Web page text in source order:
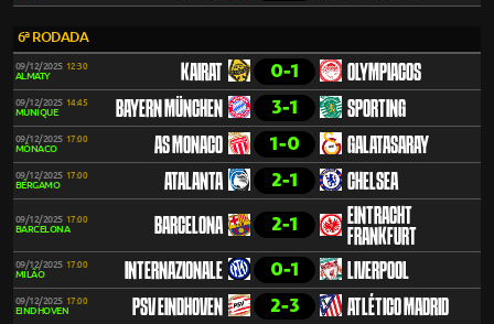
6ª RODADA
09/12/2025 12:30
ALMATY KAIRAT 0-1 OLYMPIACOS
09/12/2025 14:45
MUNIQUE BAYERN MÜNCHEN 3-1 SPORTING
09/12/2025 17:00
MÔNACO AS MONACO 1-0 GALATASARAY
09/12/2025 17:00
BÉRGAMO ATALANTA 2-1 CHELSEA
09/12/2025 17:00
BARCELONA BARCELONA 2-1
EINTRACHT
FRANKFURT
09/12/2025 17:00
MILÃO INTERNAZIONALE 0-1 LIVERPOOL
09/12/2025 17:00
EINDHOVEN PSV EINDHOVEN 2-3 ATLÉTICO MADRID